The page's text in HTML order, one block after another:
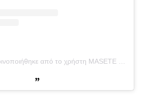
Η δημοσίευση κοινοποιήθηκε από το χρήστη MASETE (@masete_paros)